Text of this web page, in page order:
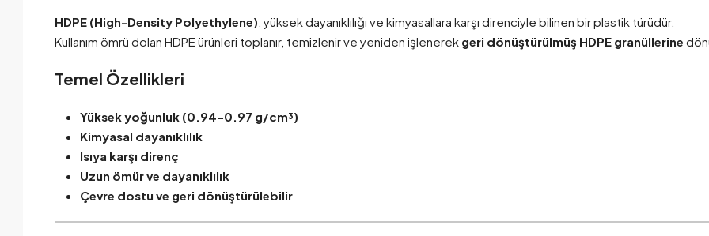
HDPE (High-Density Polyethylene) , yüksek dayanıklılığı ve kimyasallara karşı direnciyle bilinen bir plastik türüdür.
Kullanım ömrü dolan HDPE ürünleri toplanır, temizlenir ve yeniden işlenerek geri dönüştürülmüş HDPE granüllerine
Temel Özellikleri
Yüksek yoğunluk (0.94–0.97 g/cm³)
Kimyasal dayanıklılık
Isıya karşı direnç
Uzun ömür ve dayanıklılık
Çevre dostu ve geri dönüştürülebilir